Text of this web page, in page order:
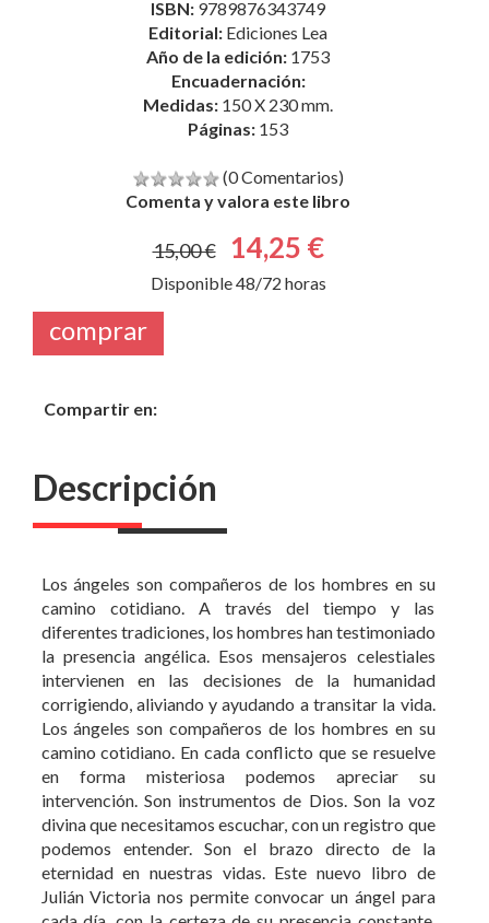
Medidas:150 X 230 mm.
Páginas:153
(0 Comentarios)
Comenta y valora este libro
Disponible 48/72 horas
Compartir en:
Descripción
Los ángeles son compañeros de los hombres en su
diferentes tradiciones, los hombres han testimoniado
intervienen en las decisiones de la humanidad
corrigiendo, aliviando y ayudando a transitar la vida.
Los ángeles son compañeros de los hombres en su
camino cotidiano. En cada conflicto que se resuelve
en forma misteriosa podemos apreciar su
intervención. Son instrumentos de Dios. Son la voz
divina que necesitamos escuchar, con un registro que
podemos entender. Son el brazo directo de la
eternidad en nuestras vidas. Este nuevo libro de
Julián Victoria nos permite convocar un ángel para
cada día, con la certeza de su presencia constante,
para seguir sus efectivos consejos. Esto será motivo
de felicidad y dicha para nuestro corazón.
Padre Julián Victoria Nació en Soria, España, en